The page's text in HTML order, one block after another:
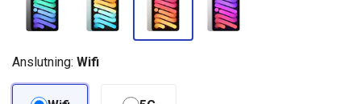
Anslutning: Wifi